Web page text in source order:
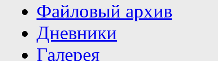
Файловый архив
Дневники
Галерея